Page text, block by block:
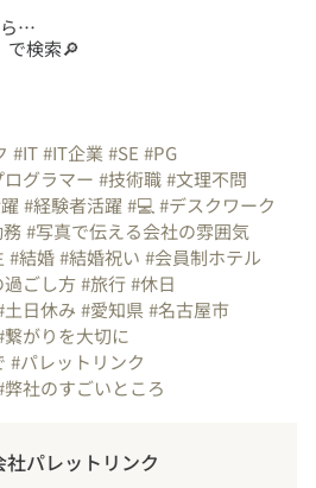
で検索🔎
#IT#IT企業 #SE #PG
ログラマー #技術職#文理不問
#経験者活躍 #💻 #デスクワーク
#写真で伝える会社の雰囲気
#結婚#結婚祝い #会員制ホテル
ごし方#旅行#休日
土日休み #愛知県#名古屋市
繋がりを大切に
#パレットリンク
弊社のすごいところ
社パレットリンク